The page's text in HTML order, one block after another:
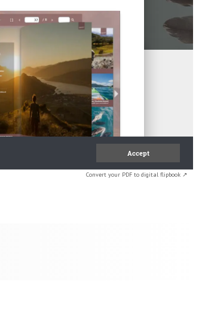
Convert your PDF to digital flipbook ↗